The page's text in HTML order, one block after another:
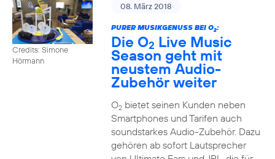
Credits: Simone
Hörmann
08. März 2018
PURER MUSIKGENUSS BEI O2:
Die O2 Live Music
Season geht mit
neustem Audio-
Zubehör weiter
O2bietet seinen Kunden neben
Smartphones und Tarifen auch
soundstarkes Audio-Zubehör. Dazu
gehören ab sofort Lautsprecher